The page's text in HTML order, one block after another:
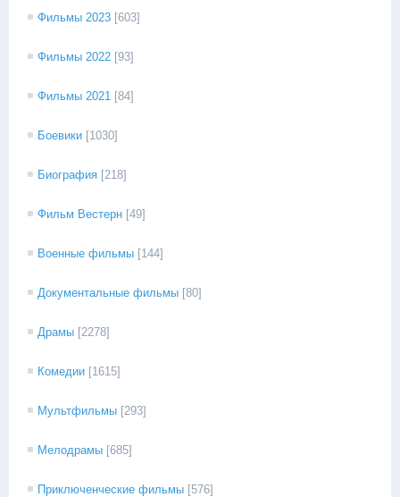
Фильмы 2023 [603]
Фильмы 2022 [93]
Фильмы 2021 [84]
Боевики [1030]
Биография [218]
Фильм Вестерн [49]
Военные фильмы [144]
Документальные фильмы [80]
Драмы [2278]
Комедии [1615]
Мультфильмы [293]
Мелодрамы [685]
Приключенческие фильмы [576]